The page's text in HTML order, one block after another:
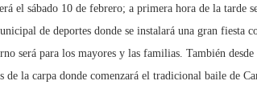
el sábado 10 de febrero; a primera hora de la tarde
de deportes donde se instalará una gran fiesta
será para los mayores y las familias. También
la carpa donde comenzará el tradicional baile de